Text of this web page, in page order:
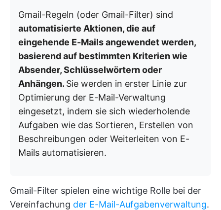
Gmail-Regeln (oder Gmail-Filter) sind
automatisierte Aktionen, die auf
eingehende E-Mails angewendet werden,
basierend auf bestimmten Kriterien wie
Absender, Schlüsselwörtern oder
Anhängen. Sie werden in erster Linie zur
Optimierung der E-Mail-Verwaltung
eingesetzt, indem sie sich wiederholende
Aufgaben wie das Sortieren, Erstellen von
Beschreibungen oder Weiterleiten von E-
Mails automatisieren.
Gmail-Filter spielen eine wichtige Rolle bei der
Vereinfachung der E-Mail-Aufgabenverwaltung.